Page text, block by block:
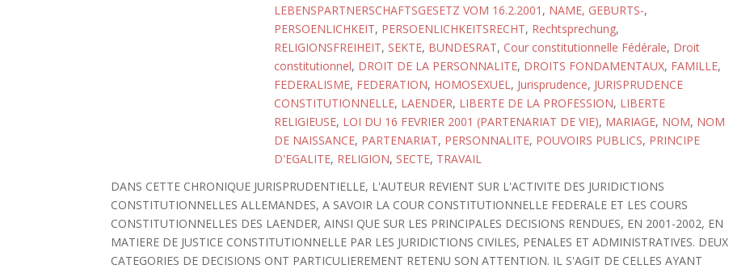
LEBENSPARTNERSCHAFTSGESETZ VOM 16.2.2001 , NAME, GEBURTS-,
PERSOENLICHKEIT, PERSOENLICHKEITSRECHT, Rechtsprechung,
RELIGIONSFREIHEIT, SEKTE, BUNDESRAT, Cour constitutionnelle Fédérale, Droit
constitutionnel, DROIT DE LA PERSONNALITE, DROITS FONDAMENTAUX, FAMILLE,
FEDERALISME, FEDERATION, HOMOSEXUEL, Jurisprudence, JURISPRUDENCE
CONSTITUTIONNELLE, LAENDER, LIBERTE DE LA PROFESSION, LIBERTE
RELIGIEUSE, LOI DU 16 FEVRIER 2001 (PARTENARIAT DE VIE), MARIAGE, NOM, NOM
DE NAISSANCE, PARTENARIAT, PERSONNALITE, POUVOIRS PUBLICS, PRINCIPE
D'EGALITE, RELIGION, SECTE, TRAVAIL
DANS CETTE CHRONIQUE JURISPRUDENTIELLE, L'AUTEUR REVIENT SUR L'ACTIVITE DES JURIDICTIONS
CONSTITUTIONNELLES ALLEMANDES, A SAVOIR LA COUR CONSTITUTIONNELLE FEDERALE ET LES COURS
CONSTITUTIONNELLES DES LAENDER, AINSI QUE SUR LES PRINCIPALES DECISIONS RENDUES, EN 2001-2002, EN
MATIERE DE JUSTICE CONSTITUTIONNELLE PAR LES JURIDICTIONS CIVILES, PENALES ET ADMINISTRATIVES. DEUX
CATEGORIES DE DECISIONS ONT PARTICULIEREMENT RETENU SON ATTENTION. IL S'AGIT DE CELLES AYANT